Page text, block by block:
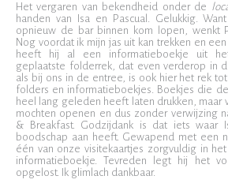
Het vergaren van bekendheid onder de
handen van Isa en Pascual. Gelukkig.
opnieuw de bar binnen kom lopen, wenkt
Nog voordat ik mijn jas uit kan trekken en
heeft hij al een informatieboekje uit
geplaatste folderrek, dat even verderop in
als bij ons in de entree, is ook hier het rek
folders en informatieboekjes. Boekjes die
heel lang geleden heeft laten drukken, maar
mochten openen en dus zonder verwijzing
& Breakfast. Godzijdank is dat iets waar
boodschap aan heeft. Gewapend met een
één van onze visitekaartjes zorgvuldig in
informatieboekje. Tevreden legt hij het
opgelost. Ik glimlach dankbaar.